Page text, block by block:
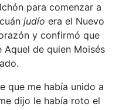
para comenzar a
judío era el Nuevo
y confirmó que
Aquel de quien Moisés
que me había unido a
dijo le había roto el